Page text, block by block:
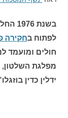
לפתוח בחקירה
חולים ומועמד
מפלגת
ידלין כדין